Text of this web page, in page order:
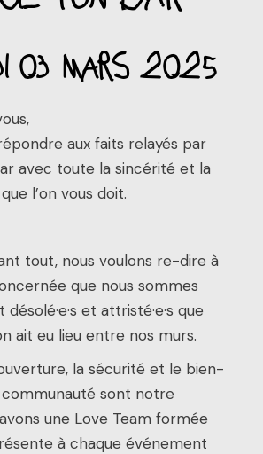
03 mars 2025
aux faits relayés par
avec toute la sincérité et la
l’on vous doit.
tout, nous voulons re-dire à
que nous sommes
et attristé·e·s que
ait eu lieu entre nos murs.
la sécurité et le bien-
sont notre
une Love Team formée
à chaque événement